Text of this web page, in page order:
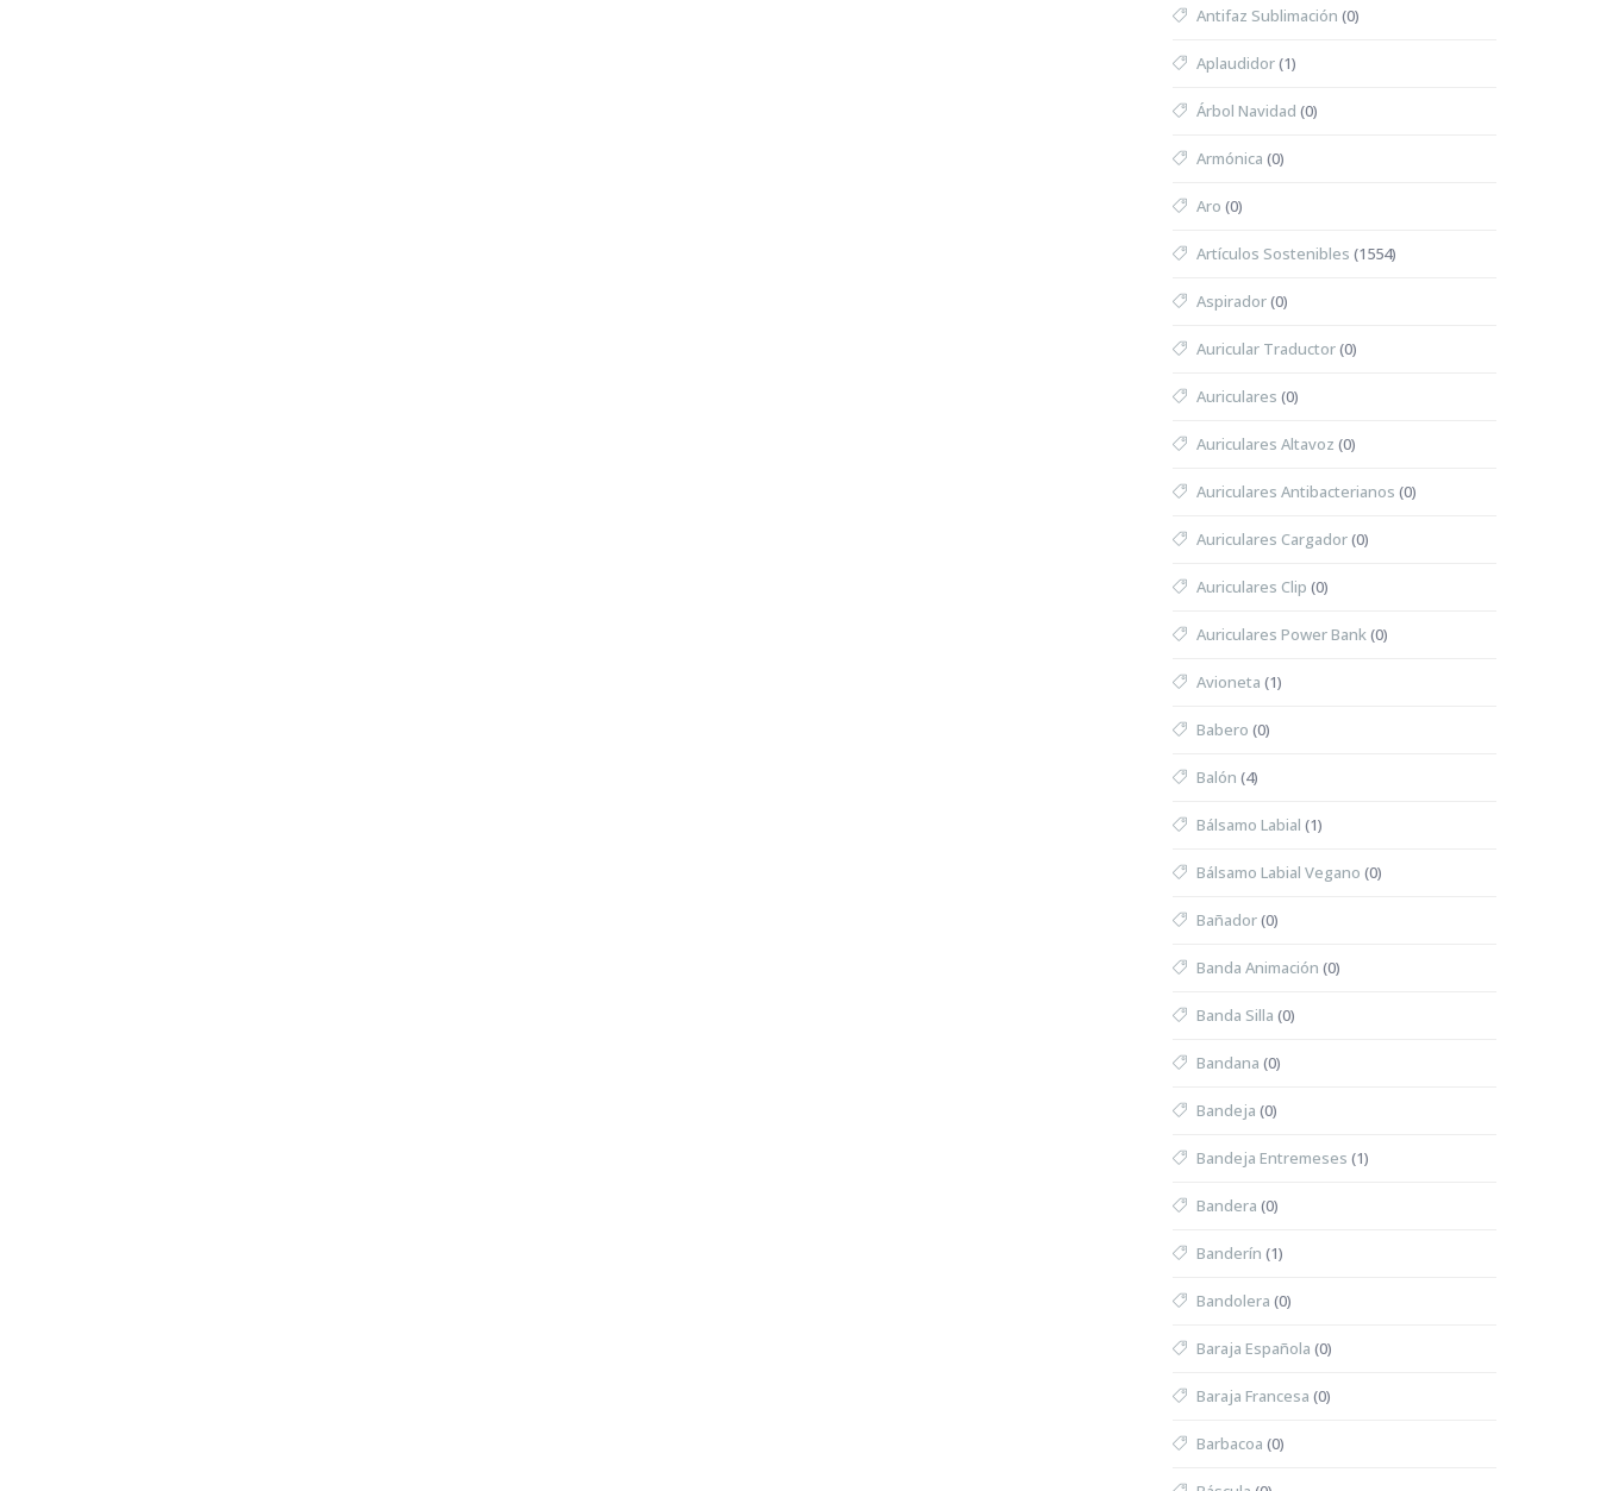
Antifaz Sublimación (0)
Aplaudidor(1)
Árbol Navidad (0)
Armónica (0)
Aro (0)
Artículos Sostenibles (1554)
Aspirador(0)
Auricular Traductor(0)
Auriculares (0)
Auriculares Altavoz (0)
Auriculares Antibacterianos (0)
Auriculares Cargador(0)
Auriculares Clip (0)
Auriculares Power Bank(0)
Avioneta (1)
Babero (0)
Balón (4)
Bálsamo Labial (1)
Bálsamo Labial Vegano (0)
Bañador(0)
Banda Animación (0)
Banda Silla (0)
Bandana (0)
Bandeja (0)
Bandeja Entremeses (1)
Bandera (0)
Banderín (1)
Bandolera (0)
Baraja Española (0)
Baraja Francesa (0)
Barbacoa (0)